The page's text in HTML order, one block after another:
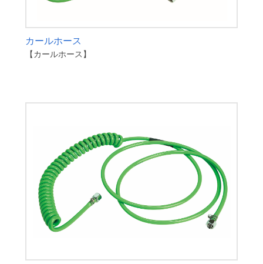
カールホース
【カールホース】